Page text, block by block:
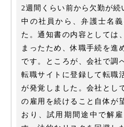
2週間くらい前から欠勤が続
中の社員から、弁護士名
た。通知書の内容としては
まったため、休職手続を進
です。ところが、会社で調
転職サイトに登録して転職
が発覚しました。会社とし
の雇用を続けること自体が
おり、試用期間途中で解